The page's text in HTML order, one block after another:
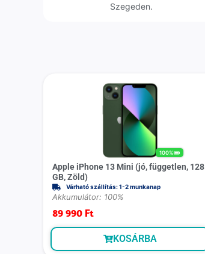
Szegeden.
100%
Apple iPhone 13 Mini (jó, független, 128
GB, Zöld)
Várható szállítás: 1-2 munkanap
Akkumulátor: 100%
89 990 Ft
KOSÁRBA